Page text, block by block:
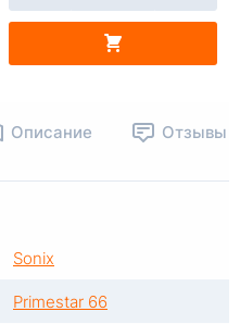
Описание Отзывы
Sonix
Primestar 66